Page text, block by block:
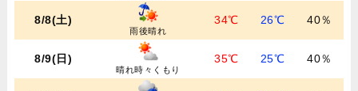
8/8(土)
雨後晴れ
34℃ 26℃ 40％
8/9(日)
晴れ時々くもり
35℃ 25℃ 40％